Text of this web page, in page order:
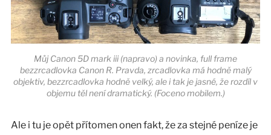
Můj Canon 5D mark iii (napravo) a novinka, full frame
bezzrcadlovka Canon R. Pravda, zrcadlovka má hodně malý
objektiv, bezzrcadlovka hodně velký, ale i tak je jasné, že rozdíl v
objemu těl není dramatický. (Foceno mobilem.)
Ale i tu je opět přítomen onen fakt, že za stejné peníze je